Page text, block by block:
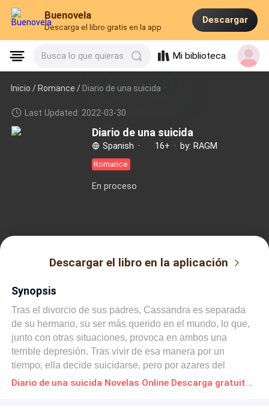
Buenovela
Descarga el libro gratis en la app
Descargar
Busca lo que quieras Mi biblioteca
Inicio /Romance / Diario de una suicida
Last Updated: 2022-03-30
Diario de una suicida
Spanish · 16+ · by: RAGM
Romance
En proceso
Descargar el libro en la aplicación
Synopsis
Tras el divorcio de sus padres, Cassandra es separada
de su hermano, su ser más querido en el mundo, lo que,
junto con otras situaciones, provoca en ambos una
terrible depresión. Tras vivir de esa manera por un
tiempo, ella decide suicidarse, pero por azares del
destino, su madre la encuentra y la salva, por lo que esDiario de una suicida Novelas Online Descarga gratuita de PDF